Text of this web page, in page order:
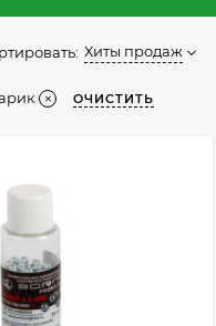
Хиты продаж
ОЧИСТИТЬ